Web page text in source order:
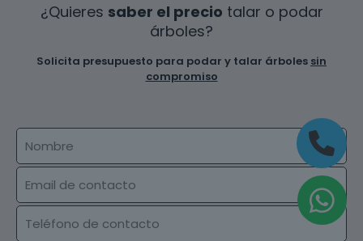
¿Quieres saber el precio talar o podar
árboles?
Solicita presupuesto para podar y talar árboles sin
compromiso